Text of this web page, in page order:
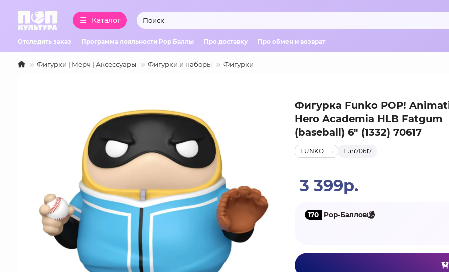
Каталог
Отследить заказ Программа лояльности Pop Баллы Про доставку Про обмен и возврат
Фигурки | Мерч | Аксессуары Фигурки и наборы Фигурки
Фигурка Funko POP!
Hero Academia HLB Fatgum
(baseball) 6" (1332) 70617
Fun70617
FUNKO
3 399р.
170 Pop-Баллов